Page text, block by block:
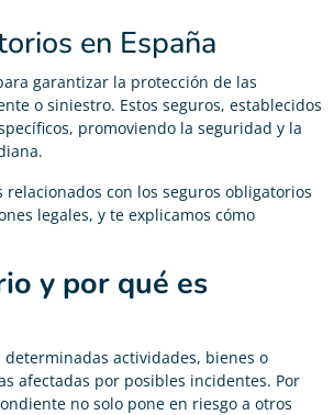
en España
garantizar la protección de las
o siniestro. Estos seguros, establecidos
promoviendo la seguridad y la
con los seguros obligatorios
legales, y te explicamos cómo
y por qué es
actividades, bienes o
afectadas por posibles incidentes. Por
no solo pone en riesgo a otros